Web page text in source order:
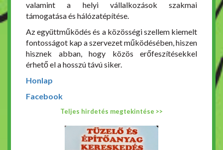
valamint a helyi vállalkozások szakmai
támogatása és hálózatépítése.
Az együttműködés és a közösségi szellem kiemelt
fontosságot kap a szervezet működésében, hiszen
hisznek abban, hogy közös erőfeszítésekkel
érhető el a hosszú távú siker.
Honlap
Facebook
Teljes hirdetés megtekintése >>